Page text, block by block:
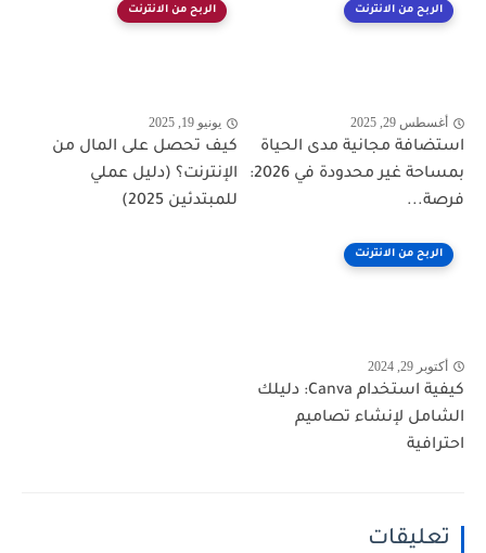
الربح من الانترنت
أغسطس 29, 2025
استضافة مجانية مدى الحياة
بمساحة غير محدودة في 2026:
فرصة...
الربح من الانترنت
يونيو 19, 2025
كيف تحصل على المال من
الإنترنت؟ (دليل عملي
للمبتدئين 2025)
الربح من الانترنت
أكتوبر 29, 2024
كيفية استخدام Canva: دليلك
الشامل لإنشاء تصاميم
احترافية
تعليقات